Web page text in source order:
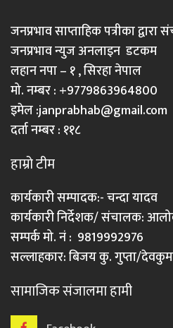
जनप्रभाव साप्ताहिक पत्रीका द्वारा
जनप्रभाव न्युज अनलाइन डटकम
लहान नपा – १ , सिरहा नेपाल
मो. नम्बर : +9779863964800
इमेल :janprabhab@gmail.com
दर्ता नम्बर : ११८
हाम्रो टीम
कार्यकारी सम्पादक:- चन्दा यादव
कार्यकारी निर्देशक/ संचालक:
सम्पर्क मो. नं : 9819992976
सल्लाहकार: बिजय कु. गुप्ता/
सामाजिक संजालमा हामी